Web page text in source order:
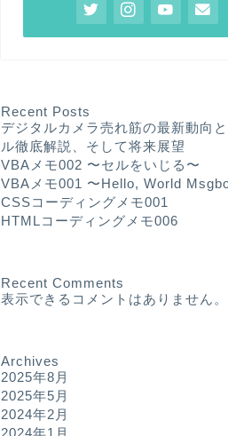
Recent Posts
デジタルカメラ売れ筋の最新動向
ル徹底解説、そして将来展望
VBAメモ002 〜セルをいじる〜
VBAメモ001 〜Hello, World
CSSコーディングメモ001
HTMLコーディングメモ006
Recent Comments
表示できるコメントはありません。
Archives
2025年8月
2025年5月
2024年2月
2024年1月